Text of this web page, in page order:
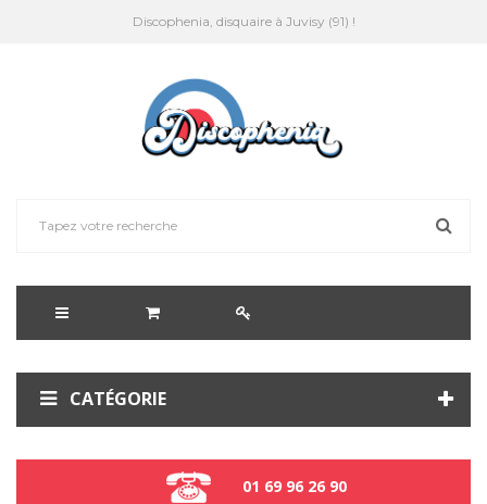
Discophenia, disquaire à Juvisy (91) !
CATÉGORIE
01 69 96 26 90